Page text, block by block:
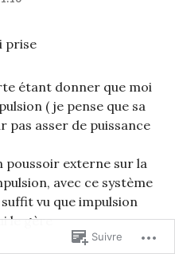
prise
étant donner que moi
( je pense que sa
pas asser de puissance
poussoir externe sur la
avec ce système
vu que impulsion
le gère
Suivre